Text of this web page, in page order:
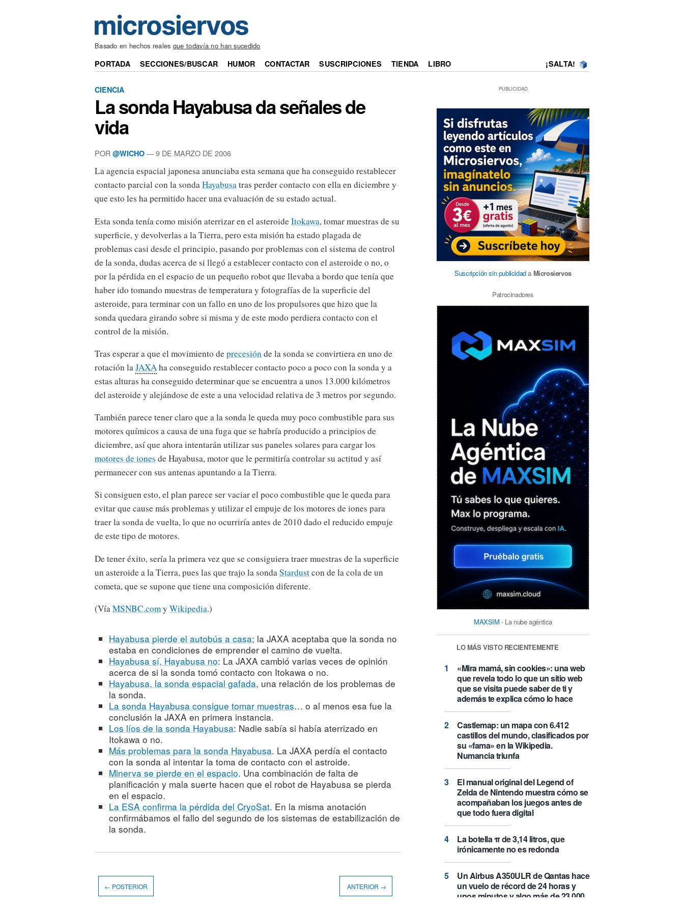
Basado en hechos reales que todavía no han sucedido
PORTADA SECCIONES/BUSCAR HUMOR CONTACTAR SUSCRIPCIONES TIENDA LIBRO ¡SALTA!
CIENCIA
La sonda Hayabusa da señales de
vida
POR @WICHO — 9 DE MARZO DE 2006
La agencia espacial japonesa anunciaba esta semana que ha conseguido restablecer
contacto parcial con la sondaHayabusatras perder contacto con ella en diciembre y
que esto les ha permitido hacer una evaluación de su estado actual.
Esta sonda tenía como misión aterrizar en el asteroideItokawa, tomar muestras de su
superficie, y devolverlas a la Tierra, pero esta misión ha estado plagada de
problemas casi desde el principio, pasando por problemas con el sistema de control
de la sonda, dudas acerca de si llegó a establecer contacto con el asteroide o no, o
por la pérdida en el espacio de un pequeño robot que llevaba a bordo que tenía que
haber ido tomando muestras de temperatura y fotografías de la superficie del
asteroide, para terminar con un fallo en uno de los propulsores que hizo que la
sonda quedara girando sobre si misma y de este modo perdiera contacto con el
control de la misión.
Tras esperar a que el movimiento deprecesiónde la sonda se convirtiera en uno de
rotación laJAXAha conseguido restablecer contacto poco a poco con la sonda y a
estas alturas ha conseguido determinar que se encuentra a unos 13.000 kilómetros
del asteroide y alejándose de este a una velocidad relativa de 3 metros por segundo.
También parece tener claro que a la sonda le queda muy poco combustible para sus
motores químicos a causa de una fuga que se habría producido a principios de
diciembre, así que ahora intentarán utilizar sus paneles solares para cargar los
motores de iones de Hayabusa, motor que le permitiría controlar su actitud y así
permanecer con sus antenas apuntando a la Tierra.
Si consiguen esto, el plan parece ser vaciar el poco combustible que le queda para
evitar que cause más problemas y utilizar el empuje de los motores de iones para
traer la sonda de vuelta, lo que no ocurriría antes de 2010 dado el reducido empuje
de este tipo de motores.
De tener éxito, sería la primera vez que se consiguiera traer muestras de la superficie
un asteroide a la Tierra, pues las que trajo la sonda Stardustcon de la cola de un
cometa, que se supone que tiene una composición diferente.
(VíaMSNBC.comy Wikipedia.)
Hayabusa pierde el autobús a casa; la JAXA aceptaba que la sonda no
estaba en condiciones de emprender el camino de vuelta.
Hayabusa sí, Hayabusa no: La JAXA cambió varias veces de opinión
acerca de si la sonda tomó contacto con Itokawa o no.
Hayabusa, la sonda espacial gafada, una relación de los problemas de
la sonda.
La sonda Hayabusa consigue tomar muestras… o al menos esa fue la
conclusión la JAXA en primera instancia.
Los líos de la sonda Hayabusa: Nadie sabía si había aterrizado en
Itokawa o no.
Más problemas para la sonda Hayabusa. La JAXA perdía el contacto
con la sonda al intentar la toma de contacto con el astroide.
Minerva se pierde en el espacio. Una combinación de falta de
planificación y mala suerte hacen que el robot de Hayabusa se pierda
en el espacio.
La ESA confirma la pérdida del CryoSat. En la misma anotación
confirmábamos el fallo del segundo de los sistemas de estabilización de
la sonda.
PUBLICIDAD
Suscripción sin publicidada Microsiervos
Patrocinadores
MAXSIM - La nube agéntica
LO MÁS VISTO RECIENTEMENTE
«Mira mamá, sin cookies»: una web
que revela todo lo que un sitio web
que se visita puede saber de ti y
además te explica cómo lo hace
Castlemap: un mapa con 6.412
castillos del mundo, clasificados por
su «fama» en la Wikipedia.
Numancia triunfa
El manual original del Legend of
Zelda de Nintendo muestra cómo se
acompañaban los juegos antes de
que todo fuera digital
La botella π de 3,14 litros, que
irónicamente no es redonda
Un Airbus A350ULR de Qantas hace
un vuelo de récord de 24 horas y
unos minutos y algo más de 23.000
← POSTERIOR ANTERIOR →